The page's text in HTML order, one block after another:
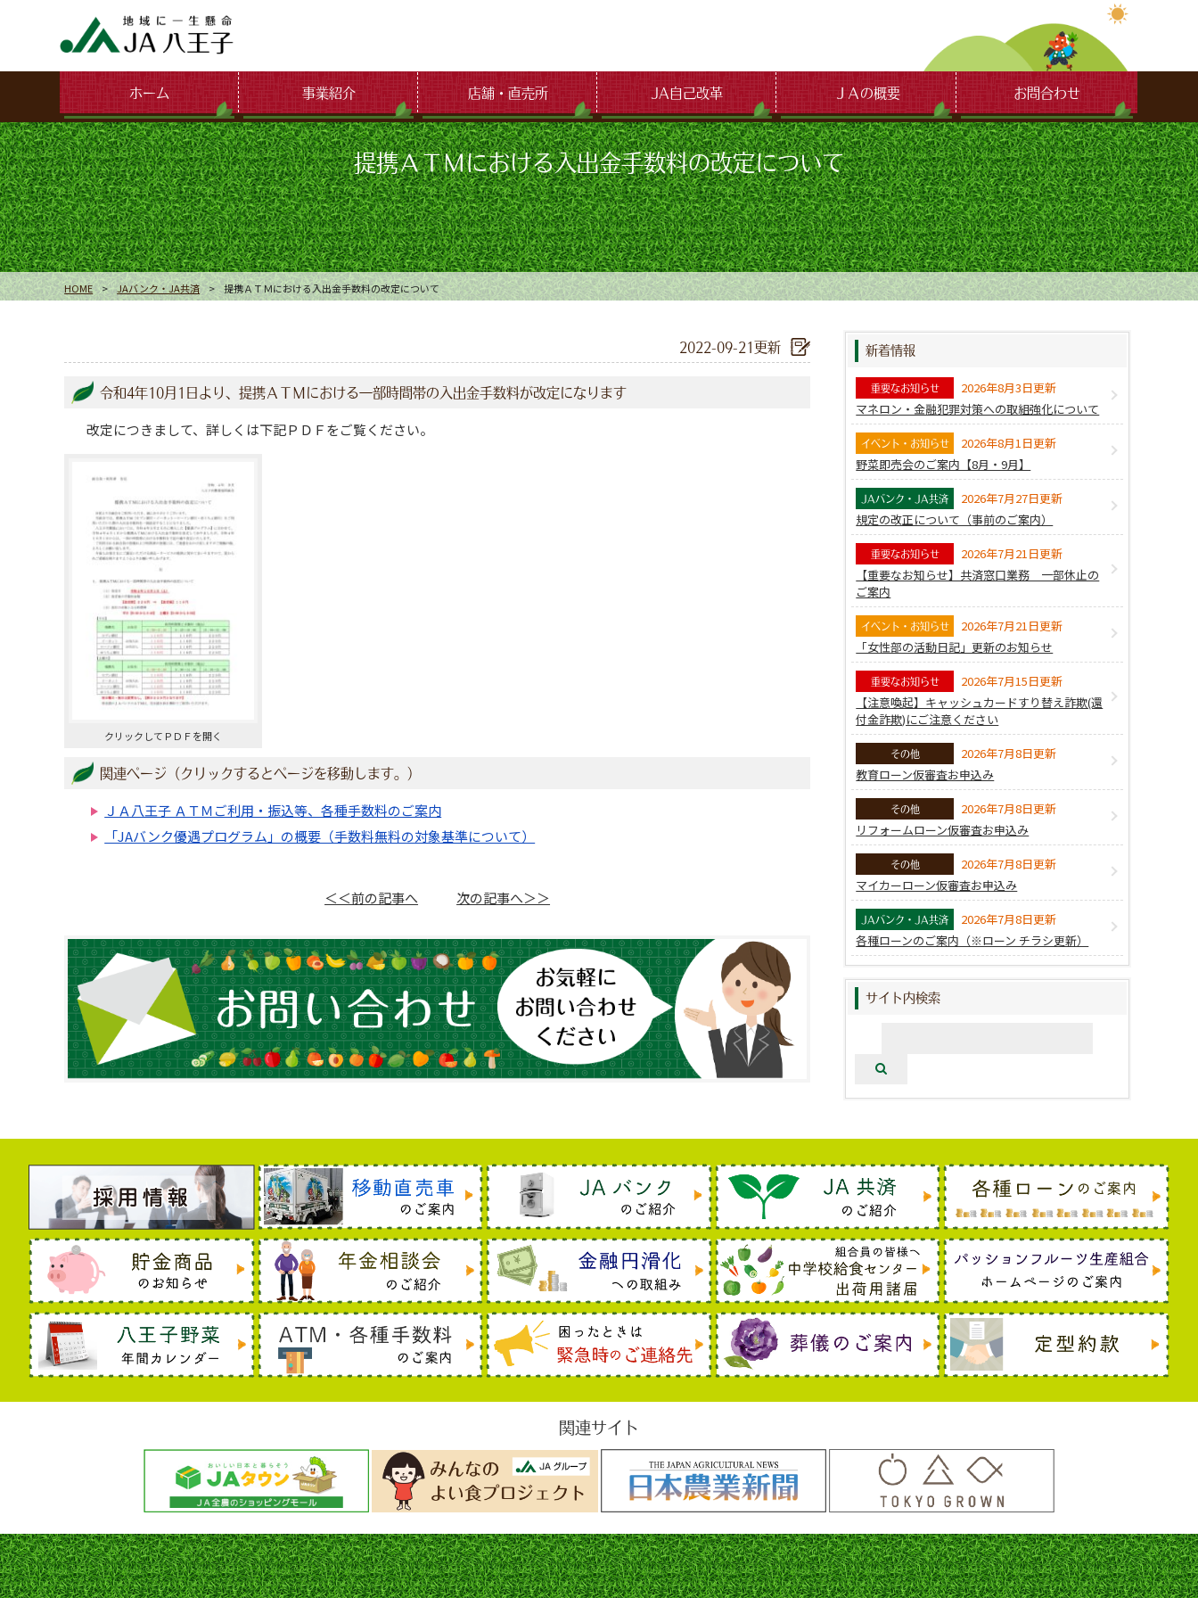
ホーム 事業紹介 店舗・直売所 JA自己改革 ＪＡの概要 お問合わせ
HOME > JAバンク・JA共済 > 提携ＡＴＭにおける入出金手数料の改定について
提携ＡＴＭにおける入出金手数料の改定について
2022-09-21更新
令和4年10月1日より、提携ＡＴＭにおける一部時間帯の入出金手数料が改定になります
改定につきまして、詳しくは下記ＰＤＦをご覧ください。
クリックしてＰＤＦを開く
関連ページ（クリックするとページを移動します。）
ＪＡ八王子 ＡＴＭご利用・振込等、各種手数料のご案内
「JAバンク優遇プログラム」の概要（手数料無料の対象基準について）
＜＜前の記事へ 次の記事へ＞＞
新着情報
重要なお知らせ
2026年8月3日更新
マネロン・金融犯罪対策への取組強化について
イベント・お知らせ
2026年8月1日更新
野菜即売会のご案内【8月・9月】
JAバンク・JA共済
2026年7月27日更新
規定の改正について（事前のご案内）
重要なお知らせ
2026年7月21日更新
【重要なお知らせ】共済窓口業務 一部休止の
ご案内
イベント・お知らせ
2026年7月21日更新
「女性部の活動日記」更新のお知らせ
重要なお知らせ
2026年7月15日更新
【注意喚起】キャッシュカードすり替え詐欺(還
付金詐欺)にご注意ください
その他
2026年7月8日更新
教育ローン仮審査お申込み
その他
2026年7月8日更新
リフォームローン仮審査お申込み
その他
2026年7月8日更新
マイカーローン仮審査お申込み
JAバンク・JA共済
2026年7月8日更新
各種ローンのご案内（※ローン チラシ更新）
サイト内検索
関連サイト